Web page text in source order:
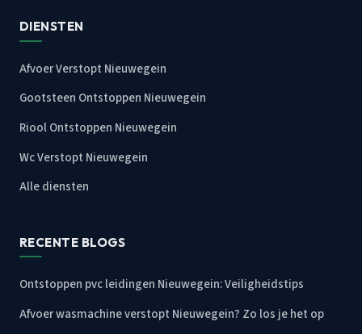
DIENSTEN
Afvoer Verstopt Nieuwegein
Gootsteen Ontstoppen Nieuwegein
Riool Ontstoppen Nieuwegein
Wc Verstopt Nieuwegein
Alle diensten
RECENTE BLOGS
Ontstoppen pvc leidingen Nieuwegein: Veiligheidstips
Afvoer wasmachine verstopt Nieuwegein? Zo los je het op